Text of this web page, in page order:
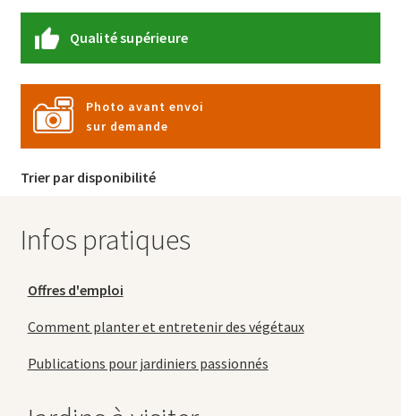
Qualité supérieure
Photo avant envoi
sur demande
Trier par disponibilité
Infos pratiques
Offres d'emploi
Comment planter et entretenir des végétaux
Publications pour jardiniers passionnés